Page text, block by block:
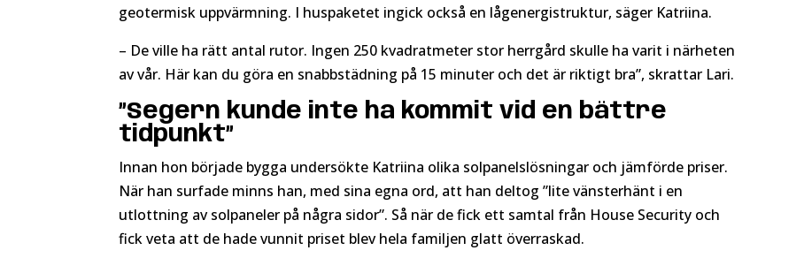
geotermisk uppvärmning. I huspaketet ingick också en lågenergistruktur, säger Katriina.
– De ville ha rätt antal rutor. Ingen 250 kvadratmeter stor herrgård skulle ha varit i närheten
av vår. Här kan du göra en snabbstädning på 15 minuter och det är riktigt bra”, skrattar Lari.
”Segern kunde inte ha kommit vid en bättre
tidpunkt”
Innan hon började bygga undersökte Katriina olika solpanelslösningar och jämförde priser.
När han surfade minns han, med sina egna ord, att han deltog ”lite vänsterhänt i en
utlottning av solpaneler på några sidor”. Så när de fick ett samtal från House Security och
fick veta att de hade vunnit priset blev hela familjen glatt överraskad.